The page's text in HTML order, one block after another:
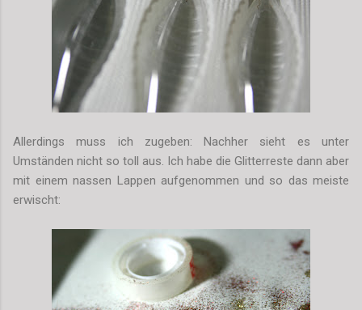
Allerdings muss ich zugeben: Nachher sieht es unter
Umständen nicht so toll aus. Ich habe die Glitterreste dann aber
mit einem nassen Lappen aufgenommen und so das meiste
erwischt: